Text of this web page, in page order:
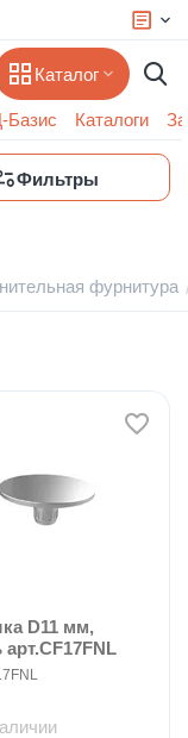
Каталог
Базис Каталоги
Фильтры
фурнитура
D11 мм,
арт.CF17FNL